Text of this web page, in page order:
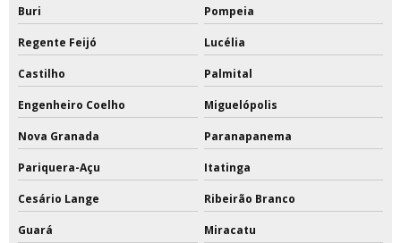
Buri Pompeia
Regente Feijó Lucélia
Castilho Palmital
Engenheiro Coelho Miguelópolis
Nova Granada Paranapanema
Pariquera-Açu Itatinga
Cesário Lange Ribeirão Branco
Guará Miracatu